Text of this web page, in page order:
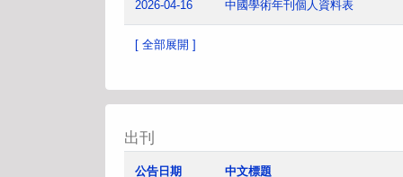
2026-04-16 中國學術年刊個人資料表
[ 全部展開 ]
出刊
公告日期 中文標題